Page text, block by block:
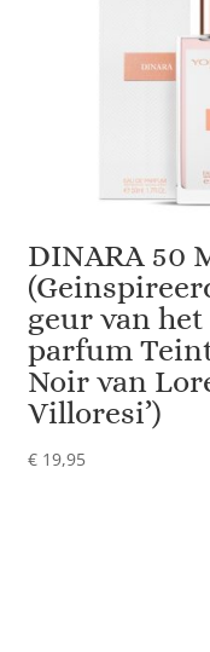
DINARA 50
geur van het
parfum
Noir van
Villoresi’)
€ 19,95